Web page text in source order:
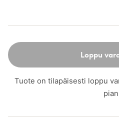
Loppu
Tuote on tilapäisesti loppu